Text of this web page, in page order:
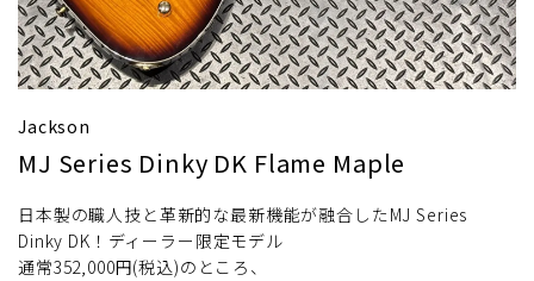
Jackson
MJ Series Dinky DK Flame Maple
日本製の職人技と革新的な最新機能が融合したMJ Series
Dinky DK！ディーラー限定モデル
通常352,000円(税込)のところ、